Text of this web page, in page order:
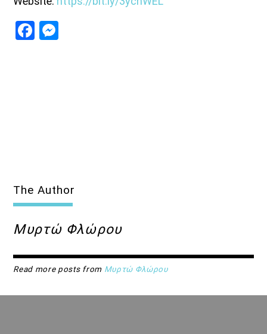
Facebook
The Author
Μυρτώ Φλώρου
Read more posts from Μυρτώ Φλώρου